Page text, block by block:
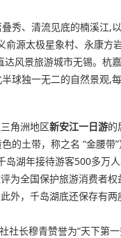
秀、清流见底的楠溪江,
源太极星象村、永康方岩
风景旅游城市无锡。杭
球独一无二的自然景观,
角洲地区新安江一日游的
的土带，称之名 “金腰带
湖年接待游客500多万
全国保护旅游消费者权
外，千岛湖底还保存有
长穆青赞誉为“天下第一